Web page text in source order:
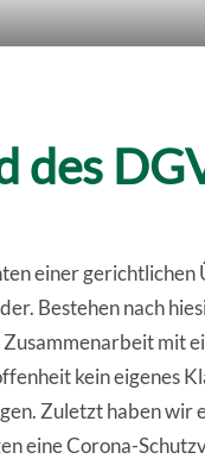
des
einer gerichtlichen
Bestehen nach
mit
kein eigenes
Zuletzt haben
eine Corona-